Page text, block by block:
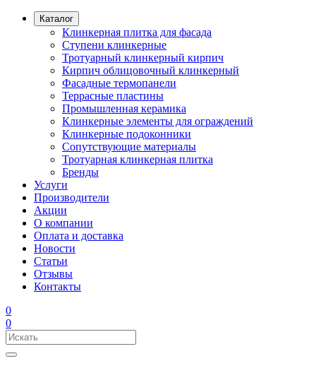
Каталог
Клинкерная плитка для фасада
Ступени клинкерные
Тротуарный клинкерный кирпич
Кирпич облицовочный клинкерный
Фасадные термопанели
Террасные пластины
Промышленная керамика
Клинкерные элементы для ограждений
Клинкерные подоконники
Сопутствующие материалы
Тротуарная клинкерная плитка
Бренды
Услуги
Производители
Акции
О компании
Оплата и доставка
Новости
Статьи
Отзывы
Контакты
0
0